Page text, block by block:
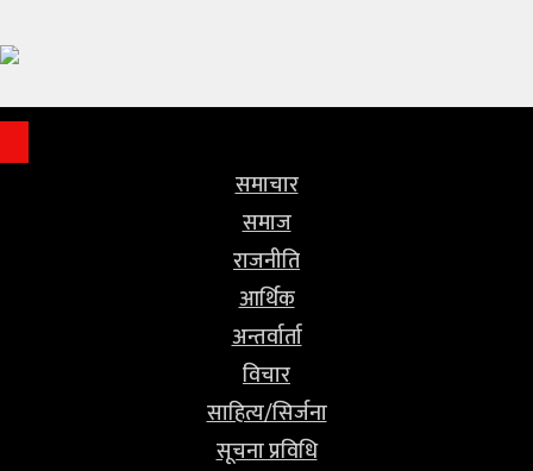
समाचार
समाज
राजनीति
आर्थिक
अन्तर्वार्ता
विचार
साहित्य/सिर्जना
सूचना प्रविधि
समाज